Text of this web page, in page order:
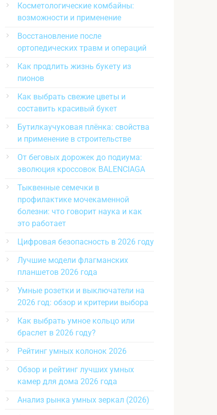
Косметологические комбайны:
возможности и применение
Восстановление после
ортопедических травм и операций
Как продлить жизнь букету из
пионов
Как выбрать свежие цветы и
составить красивый букет
Бутилкаучуковая плёнка: свойства
и применение в строительстве
От беговых дорожек до подиума:
эволюция кроссовок BALENCIAGA
Тыквенные семечки в
профилактике мочекаменной
болезни: что говорит наука и как
это работает
Цифровая безопасность в 2026 году
Лучшие модели флагманских
планшетов 2026 года
Умные розетки и выключатели на
2026 год: обзор и критерии выбора
Как выбрать умное кольцо или
браслет в 2026 году?
Рейтинг умных колонок 2026
Обзор и рейтинг лучших умных
камер для дома 2026 года
Анализ рынка умных зеркал (2026)